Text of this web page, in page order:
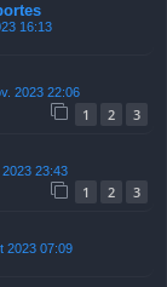
16:13
2023 22:06
1 2 3
23:43
1 2 3
2023 07:09